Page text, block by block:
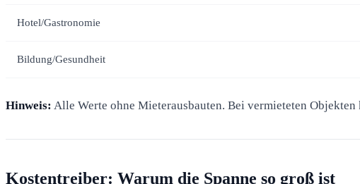
Hotel/Gastronomie
Bildung/Gesundheit
Hinweis: Alle Werte ohne Mieterausbauten. Bei vermieteten
Kostentreiber: Warum die Spanne so groß ist